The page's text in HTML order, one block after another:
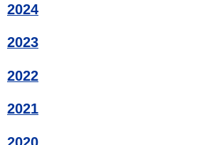
2024
2023
2022
2021